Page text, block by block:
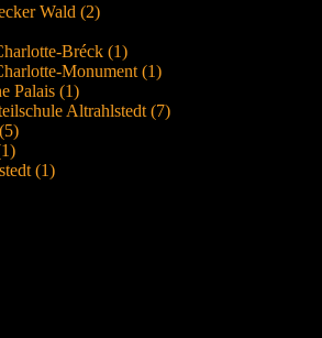
Wald (2)
Bréck (1)
Monument (1)
Palais (1)
Altrahlstedt (7)
(1)